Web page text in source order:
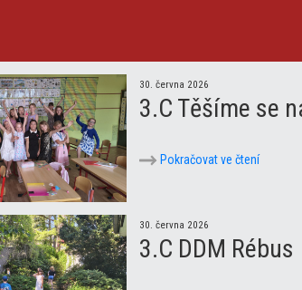
30. června 2026
3.C Těšíme se
Pokračovat ve čtení
30. června 2026
3.C DDM Rébus